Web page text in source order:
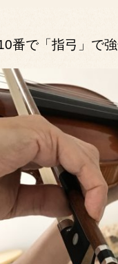
番で「指弓」で